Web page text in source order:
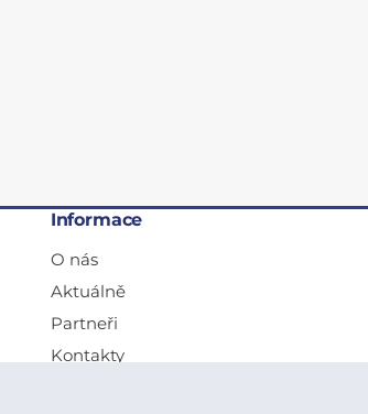
Informace
O nás
Aktuálně
Partneři
Kontakty